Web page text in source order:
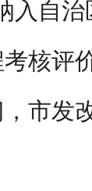
入自
核评
市发